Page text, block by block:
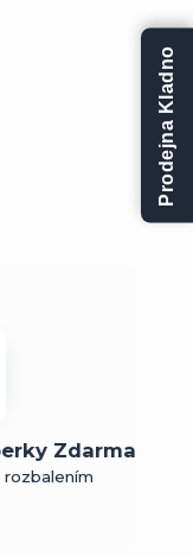
Zdarma
Prodejna Kladno